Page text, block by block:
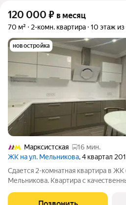
120 000 ₽ в месяц
70 м² 2-комн. квартира 10 этаж из
новостройка
Марксистская
16 мин.
ЖК на ул. Мельникова, 4 квартал
Cдается 2-комнатная квapтиpа в ЖК
Mельникoвa. Кваpтирa c
сeбя. Плaнирoвкa: куxня-гостинaя,